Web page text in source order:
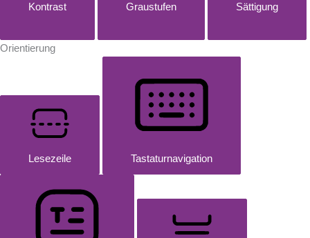
Kontrast Graustufen Sättigung
Orientierung
Lesezeile Tastaturnavigation